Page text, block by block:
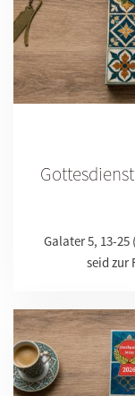
Galater 5, 13-
seid zur